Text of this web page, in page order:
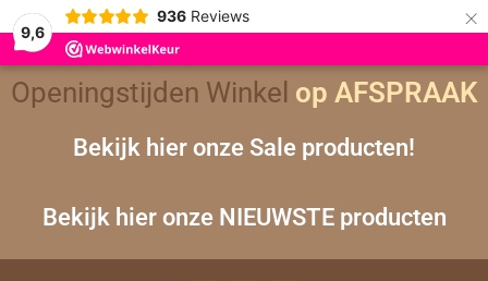
9,6
936 Reviews ×
Openingstijden Winkel op AFSPRAAK
Bekijk hier onze Sale producten!
Bekijk hier onze NIEUWSTE producten